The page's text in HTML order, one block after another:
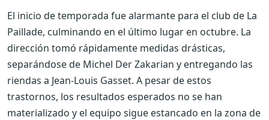
El inicio de temporada fue alarmante para el club de La
Paillade, culminando en el último lugar en octubre. La
dirección tomó rápidamente medidas drásticas,
separándose de Michel Der Zakarian y entregando las
riendas a Jean-Louis Gasset. A pesar de estos
trastornos, los resultados esperados no se han
materializado y el equipo sigue estancado en la zona de